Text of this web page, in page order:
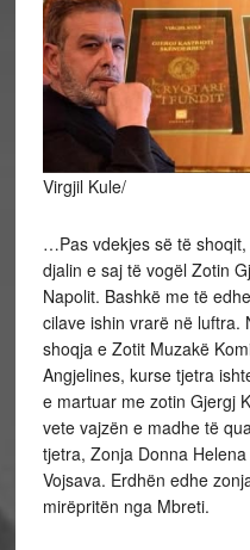
Virgjil Kule/
…Pas vdekjes së të
djalin e saj të vogël Zotin
Napolit. Bashkë me të
cilave ishin vrarë në luftra.
shoqja e Zotit Muzakë
Angjelines, kurse tjetra
e martuar me zotin Gjergj
vete vajzën e madhe të
tjetra, Zonja Donna
Vojsava. Erdhën edhe
mirëpritën nga Mbreti.